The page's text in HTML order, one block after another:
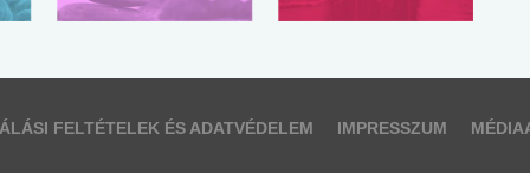
FELTÉTELEK ÉS ADATVÉDELEM IMPRESSZUM